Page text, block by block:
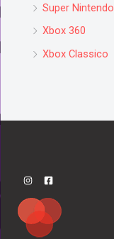
Super Nintendo
Xbox 360
Xbox Classico